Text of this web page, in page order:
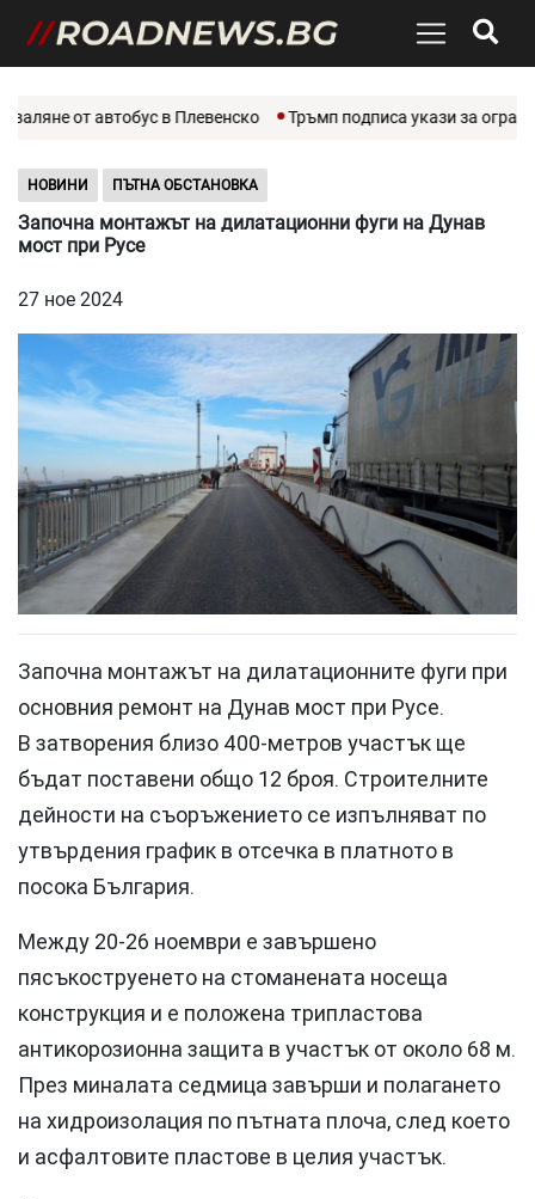
от автобус в Плевенско Тръмп подписа укази за
НОВИНИ ПЪТНА ОБСТАНОВКА
Започна монтажът на дилатационни фуги на Дунав
мост при Русе
27 ное 2024
Започна монтажът на дилатационните фуги при
основния ремонт на Дунав мост при Русе.
В затворения близо 400-метров участък ще
бъдат поставени общо 12 броя. Строителните
дейности на съоръжението се изпълняват по
утвърдения график в отсечка в платното в
посока България.
Между 20-26 ноември е завършено
пясъкоструенето на стоманената носеща
конструкция и е положена трипластова
антикорозионна защита в участък от около 68 м.
През миналата седмица завърши и полагането
на хидроизолация по пътната плоча, след което
и асфалтовите пластове в целия участък.